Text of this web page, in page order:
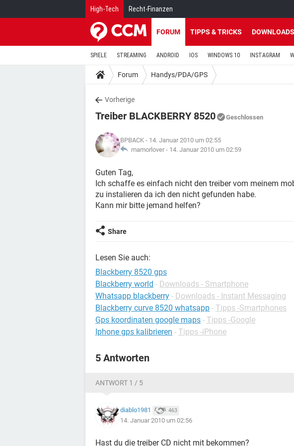
High-Tech Recht-Finanzen
FORUM TIPPS & TRICKS DOWNLOADS
SPIELE STREAMING ANDROID IOS WINDOWS 10 INSTAGRAM
Forum Handys/PDA/GPS
Vorherige
Treiber BLACKBERRY 8520 Geschlossen
BPBACK - 14. Januar 2010 um 02:55
mamorlover - 14. Januar 2010 um 02:59
Guten Tag,
Ich schaffe es einfach nicht den treiber vom meinem
zu instalieren da ich den nicht gefunden habe.
Kann mir bitte jemand helfen?
Share
Lesen Sie auch:
Blackberry 8520 gps
Blackberry world - Downloads - Smartphone
Whatsapp blackberry - Downloads - Instant Messaging
Blackberry curve 8520 whatsapp - Tipps -Smartphones
Gps koordinaten google maps - Tipps -Google
Iphone gps kalibrieren - Tipps -iPhone
5 Antworten
ANTWORT 1 / 5
diablo1981 463
14. Januar 2010 um 02:56
Hast du die treiber CD nicht mit bekommen?